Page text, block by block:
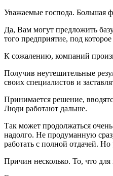
Уважаемые господа. Большая
Да, Вам могут предложить
того предприятие, под
К сожалению, компаний
Получив неутешительные
своих специалистов и
Принимается решение,
Люди работают дальше.
Так может продолжаться
надолго. Не продуманную
работать с полной отдачей. Но
Причин несколько. То, что